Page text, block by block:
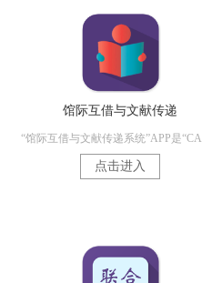
馆际互借与文献传递
“馆际互借与文献传递系统”APP是
点击进入